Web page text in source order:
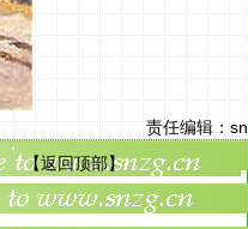
责任编辑：sn
【返回顶部】